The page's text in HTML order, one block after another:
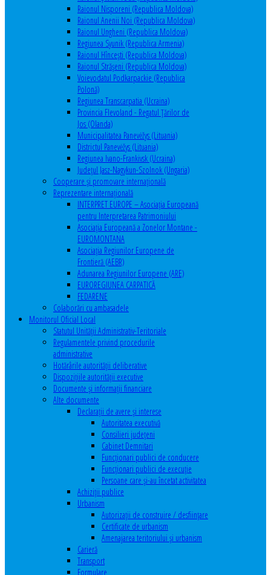
Raionul Nisporeni (Republica Moldova)
Raionul Anenii Noi (Republica Moldova)
Raionul Ungheni (Republica Moldova)
Regiunea Syunik (Republica Armenia)
Raionul Hîncești (Republica Moldova)
Raionul Străşeni (Republica Moldova)
Voievodatul Podkarpackie (Republica
Polonă)
Regiunea Transcarpatia (Ucraina)
Provincia Flevoland - Regatul Ţărilor de
Jos (Olanda)
Municipalitatea Panevėžys (Lituania)
Districtul Panevėžys (Lituania)
Regiunea Ivano-Frankivsk (Ucraina)
Judeţul Jasz-Nagykun-Szolnok (Ungaria)
Cooperare şi promovare internaţională
Reprezentare internaţională
INTERPRET EUROPE – Asociația Europeană
pentru Interpretarea Patrimoniului
Asociația Europeană a Zonelor Montane -
EUROMONTANA
Asociația Regiunilor Europene de
Frontieră (AEBR)
Adunarea Regiunilor Europene (ARE)
EUROREGIUNEA CARPATICĂ
FEDARENE
Colaborări cu ambasadele
Monitorul Oficial Local
Statutul Unităţii Administrativ-Teritoriale
Regulamentele privind procedurile
administrative
Hotărârile autorităţii deliberative
Dispoziţiile autorităţii executive
Documente şi informaţii financiare
Alte documente
Declaraţii de avere şi interese
Autoritatea executivă
Consilieri judeţeni
Cabinet Demnitari
Funcţionari publici de conducere
Funcționari publici de execuție
Persoane care şi-au încetat activitatea
Achiziţii publice
Urbanism
Autorizații de construire / desființare
Certificate de urbanism
Amenajarea teritoriului şi urbanism
Carieră
Transport
Formulare